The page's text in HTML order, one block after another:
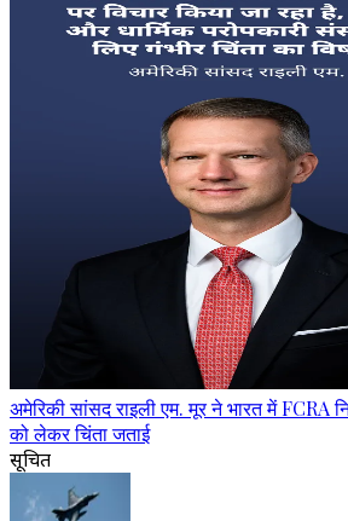
अमेरिकी सांसद राइली एम. मूर ने भारत में FCRA
को लेकर चिंता जताई
सूचित